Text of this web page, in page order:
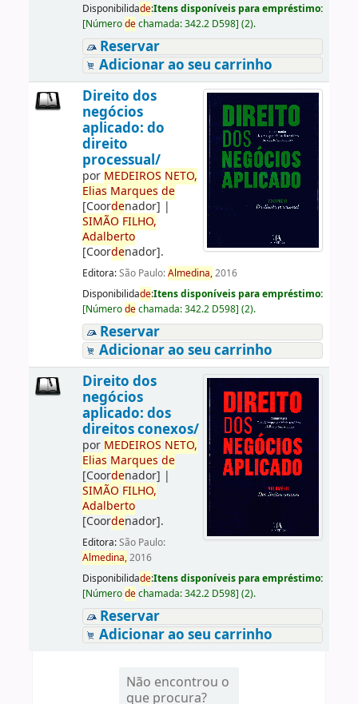
Disponibilidade:Itens disponíveis para empréstimo:
[Númerodechamada:342.2 D598] (2).
Reservar
Adicionar ao seu carrinho
Direito dos
negócios
aplicado: do
direito
processual/
por MEDEIROS NETO,
Elias Marques de
[Coordenador] |
SIMÃO FILHO,
Adalberto
[Coordenador].
Editora:São Paulo:Almedina,2016
Disponibilidade:Itens disponíveis para empréstimo:
[Númerodechamada:342.2 D598] (2).
Reservar
Adicionar ao seu carrinho
Direito dos
negócios
aplicado: dos
direitos conexos/
por MEDEIROS NETO,
Elias Marques de
[Coordenador] |
SIMÃO FILHO,
Adalberto
[Coordenador].
Editora:São Paulo:
Almedina,2016
Disponibilidade:Itens disponíveis para empréstimo:
[Númerodechamada:342.2 D598] (2).
Reservar
Adicionar ao seu carrinho
Não encontrou o
que procura?